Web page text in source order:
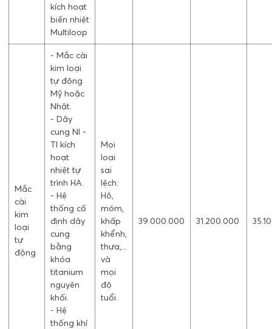
kích hoạt
biến nhiệt
Multiloop
Mắc
cài
kim
loại
tự
động
- Mắc cài
kim loại
tự động
Mỹ hoặc
Nhật.
- Dây
cung NI -
TI kích
hoạt
nhiệt tự
trình HA.
- Hệ
thống cố
định dây
cung
bằng
khóa
titanium
nguyên
khối.
- Hệ
thống khí
Mọi
loại
sai
lệch:
Hô,
móm,
khấp
khểnh,
thưa,...
và
mọi
độ
tuổi.
39.000.000 31.200.000